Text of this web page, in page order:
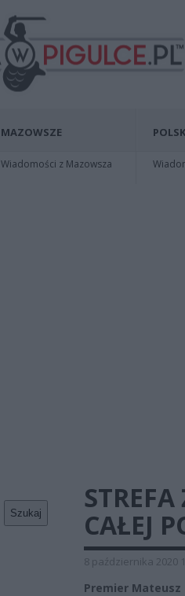
MAZOWSZE
Wiadomości z Mazowsza
Szukaj
CAŁEJ
8 października 2020
Premier